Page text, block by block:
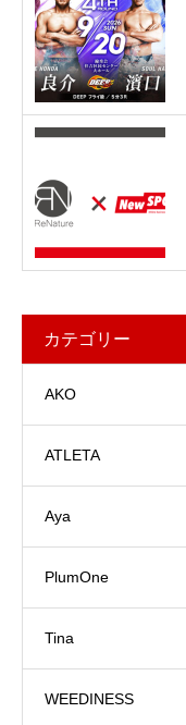
カテゴリー
AKO
ATLETA
Aya
PlumOne
Tina
WEEDINESS